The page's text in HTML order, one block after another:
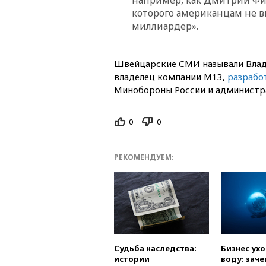
которого американцам не
миллиардер».
Швейцарские СМИ называли
владелец компании М13,
Минобороны России и
0 0
РЕКОМЕНДУЕМ:
Судьба наследства:
истории
Бизнес
воду: